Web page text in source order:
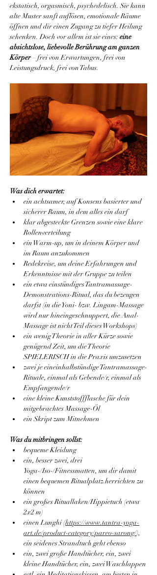
ekstatisch, orgasmisch, psychedelisch. Sie kann
alte Muster sanft auflösen, emotionale Räume
öffnen und dir einen Zugang zu tiefer Heilung
schenken. Doch vor allem ist sie eines: eine
absichtslose, liebevolle Berührung am ganzen
Körper – frei von Erwartungen, frei von
Leistungsdruck, frei von Tabus.
Was dich erwartet:
ein achtsamer, auf Konsens basierter und
sicherer Raum, in dem alles ein darf
klar abgesteckte Grenzen sowie eine klare
Rollenverteilung
ein Warm-up, um in deinem Körper und
im Raum anzukommen
Redekreise, um deine Erfahrungen und
Erkenntnisse mit der Gruppe zu teilen
ein etwa einstündiges Tantramassage-
Demonstrations-Ritual, das du bezeugen
darfst (in die Yoni- bzw. Lingam-Massage
wird nur hineingeschnuppert, die Anal-
Massage ist nicht Teil dieses Workshops)
ein wenig Theorie in aller Kürze sowie
genügend Zeit, um die Theorie
SPIELERISCH in die Praxis umzusetzen
zwei je eineinhalbstündige Tantramassage-
Rituale, einmal als Gebende/r, einmal als
Empfangende/r
eine kleine Kunststoffflasche für dein
mitgebrachtes Massage-Öl
ein Skript zum Mitnehmen
Was du mitbringen sollst:
bequeme Kleidung
ein, besser zwei, drei
Yoga-/Iso-/Fitnessmatten, um dir damit
einen bequemen Ritualplatz herrichten zu
können
ein großes Rituallaken/Hippietuch (etwa
2x2 m)
einen Lunghi (https://www.tantra-yoga-
art.de/product-category/pareo-sarong/),
ein seidenes Strandtuch geht ebenso
ein, zwei große Handtücher, ein, zwei
kleine Handtücher, ein, zwei Waschlappen